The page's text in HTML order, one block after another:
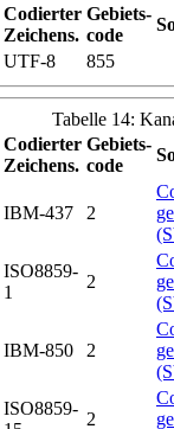
Codierter
Zeichens.
Gebiets-
code
UTF-8 855
Tabelle 14:
Codierter
Zeichens.
Gebiets-
code
IBM-437 2
ISO8859-
1
2
IBM-850 2
ISO8859-
2